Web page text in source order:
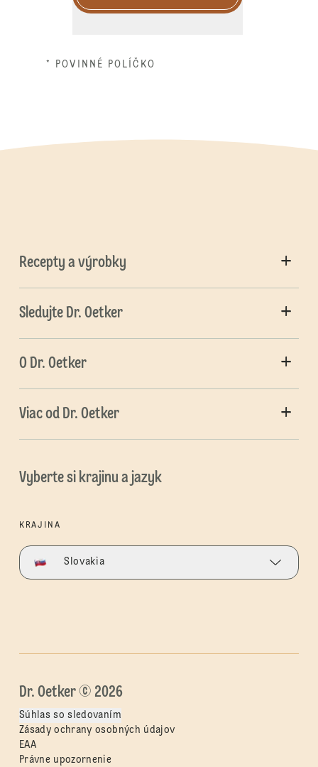
* POVINNÉ POLÍČKO
Recepty a výrobky
Sledujte Dr. Oetker
O Dr. Oetker
Viac od Dr. Oetker
Vyberte si krajinu a jazyk
KRAJINA
Slovakia
Dr. Oetker © 2026
Súhlas so sledovaním
Zásady ochrany osobných údajov
EAA
Právne upozornenie